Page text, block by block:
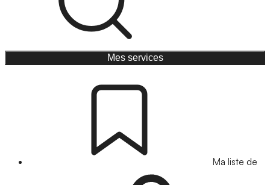
Mes services
Ma liste de